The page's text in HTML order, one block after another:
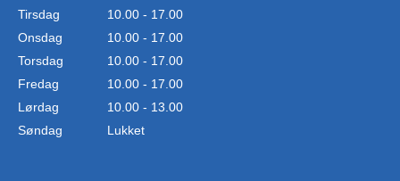
Tirsdag
10.00 - 17.00
Onsdag
10.00 - 17.00
Torsdag
10.00 - 17.00
Fredag
10.00 - 17.00
Lørdag
10.00 - 13.00
Søndag
Lukket